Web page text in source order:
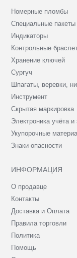
Номерные пломбы
Специальные пакеты
Индикаторы
Контрольные
Хранение ключей
Сургуч
Шпагаты, веревки,
Инструмент
Скрытая маркировка
Электроника учёта
Укупорочные
Знаки опасности
ИНФОРМАЦИЯ
О продавце
Контакты
Доставка и Оплата
Правила торговли
Политика
Помощь